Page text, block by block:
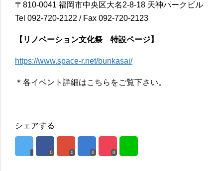
〒810-0041 福岡市中央区大名2-8-18 天神パークビル
Tel 092-720-2122 / Fax 092-720-2123
【リノベーション文化祭 特設ページ】
https://www.space-r.net/bunkasai/
＊各イベント詳細はこちらをご覧下さい。
シェアする
0 0 0 0